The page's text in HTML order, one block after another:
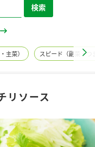
検索
主菜） スピード（副菜・つ
リソース